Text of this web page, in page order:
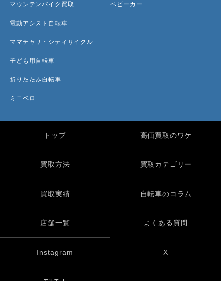
マウンテンバイク買取
電動アシスト自転車
ママチャリ・シティサイクル
子ども用自転車
折りたたみ自転車
ミニベロ
ベビーカー
トップ 高価買取のワケ
買取方法 買取カテゴリー
買取実績 自転車のコラム
店舗一覧 よくある質問
Instagram X